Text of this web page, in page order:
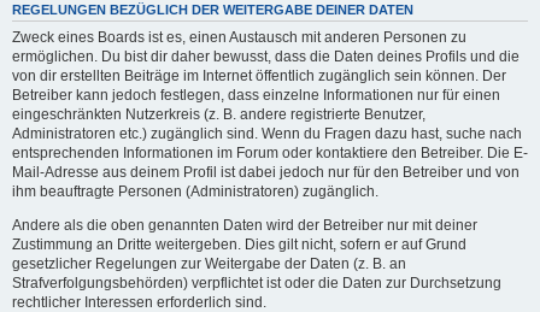
REGELUNGEN BEZÜGLICH DER WEITERGABE DEINER DATEN
Zweck eines Boards ist es, einen Austausch mit anderen Personen zu
ermöglichen. Du bist dir daher bewusst, dass die Daten deines Profils und die
von dir erstellten Beiträge im Internet öffentlich zugänglich sein können. Der
Betreiber kann jedoch festlegen, dass einzelne Informationen nur für einen
eingeschränkten Nutzerkreis (z. B. andere registrierte Benutzer,
Administratoren etc.) zugänglich sind. Wenn du Fragen dazu hast, suche nach
entsprechenden Informationen im Forum oder kontaktiere den Betreiber. Die E-
Mail-Adresse aus deinem Profil ist dabei jedoch nur für den Betreiber und von
ihm beauftragte Personen (Administratoren) zugänglich.
Andere als die oben genannten Daten wird der Betreiber nur mit deiner
Zustimmung an Dritte weitergeben. Dies gilt nicht, sofern er auf Grund
gesetzlicher Regelungen zur Weitergabe der Daten (z. B. an
Strafverfolgungsbehörden) verpflichtet ist oder die Daten zur Durchsetzung
rechtlicher Interessen erforderlich sind.